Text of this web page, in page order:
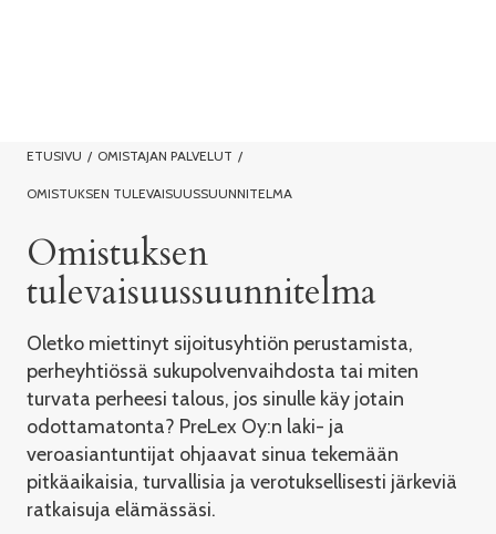
ETUSIVU / OMISTAJAN PALVELUT /
OMISTUKSEN TULEVAISUUSSUUNNITELMA
Omistuksen
tulevaisuussuunnitelma
Oletko miettinyt sijoitusyhtiön perustamista,
perheyhtiössä sukupolvenvaihdosta tai miten
turvata perheesi talous, jos sinulle käy jotain
odottamatonta? PreLex Oy:n laki- ja
veroasiantuntijat ohjaavat sinua tekemään
pitkäaikaisia, turvallisia ja verotuksellisesti järkeviä
ratkaisuja elämässäsi.